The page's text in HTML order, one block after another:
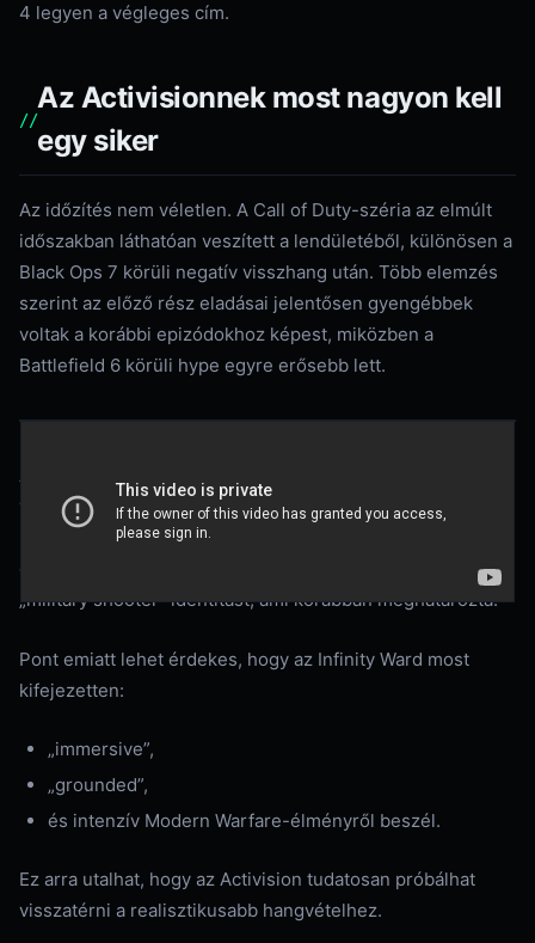
4 legyen a végleges cím.
Az Activisionnek most nagyon kell
egy siker
Az időzítés nem véletlen. A Call of Duty-széria az elmúlt
időszakban láthatóan veszített a lendületéből, különösen a
Black Ops 7 körüli negatív visszhang után. Több elemzés
szerint az előző rész eladásai jelentősen gyengébbek
voltak a korábbi epizódokhoz képest, miközben a
Battlefield 6 körüli hype egyre erősebb lett.
A franchise emellett az AI-generált tartalmak, a túlzásba
vitt crossover skinek és az egyre agresszívebb
monetizáció miatt is komoly kritikákat kapott az elmúlt
évben. Több rajongó szerint a sorozat elvesztette azt a
„military shooter” identitást, ami korábban meghatározta.
Pont emiatt lehet érdekes, hogy az Infinity Ward most
kifejezetten:
„immersive”,
„grounded”,
és intenzív Modern Warfare-élményről beszél.
Ez arra utalhat, hogy az Activision tudatosan próbálhat
visszatérni a realisztikusabb hangvételhez.